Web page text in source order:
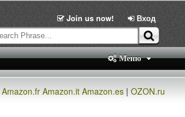
Join us now! Вход
Меню
Amazon.fr Amazon.it Amazon.es |OZON.ru